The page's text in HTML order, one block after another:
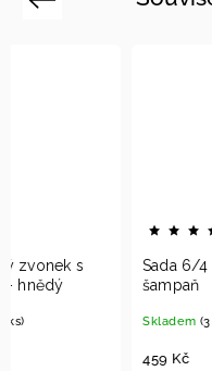
Sada 6/4 elegance -
šampaň